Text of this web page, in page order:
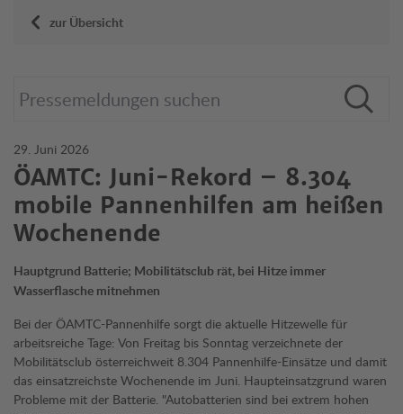
zur Übersicht
29. Juni 2026
ÖAMTC: Juni-Rekord – 8.304
mobile Pannenhilfen am heißen
Wochenende
Hauptgrund Batterie; Mobilitätsclub rät, bei Hitze immer
Wasserflasche mitnehmen
Bei der ÖAMTC-Pannenhilfe sorgt die aktuelle Hitzewelle für
arbeitsreiche Tage: Von Freitag bis Sonntag verzeichnete der
Mobilitätsclub österreichweit 8.304 Pannenhilfe-Einsätze und damit
das einsatzreichste Wochenende im Juni. Haupteinsatzgrund waren
Probleme mit der Batterie. "Autobatterien sind bei extrem hohen